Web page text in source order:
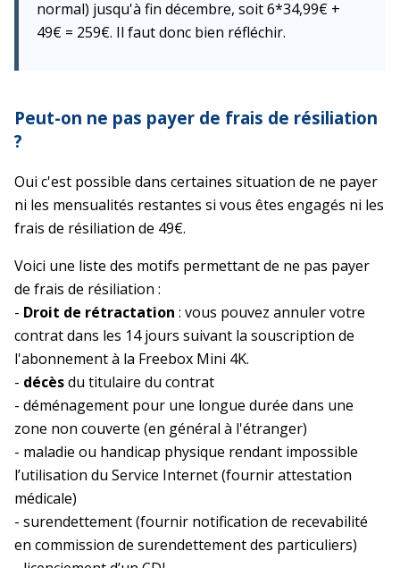
normal) jusqu'à fin décembre, soit 6*34,99€ +
49€ = 259€. Il faut donc bien réfléchir.
Peut-on ne pas payer de frais de résiliation
?
Oui c'est possible dans certaines situation de ne payer
ni les mensualités restantes si vous êtes engagés ni les
frais de résiliation de 49€.
Voici une liste des motifs permettant de ne pas payer
de frais de résiliation :
- Droit de rétractation : vous pouvez annuler votre
contrat dans les 14 jours suivant la souscription de
l'abonnement à la Freebox Mini 4K.
- décèsdu titulaire du contrat
- déménagement pour une longue durée dans une
zone non couverte (en général à l'étranger)
- maladie ou handicap physique rendant impossible
l’utilisation du Service Internet (fournir attestation
médicale)
- surendettement (fournir notification de recevabilité
en commission de surendettement des particuliers)